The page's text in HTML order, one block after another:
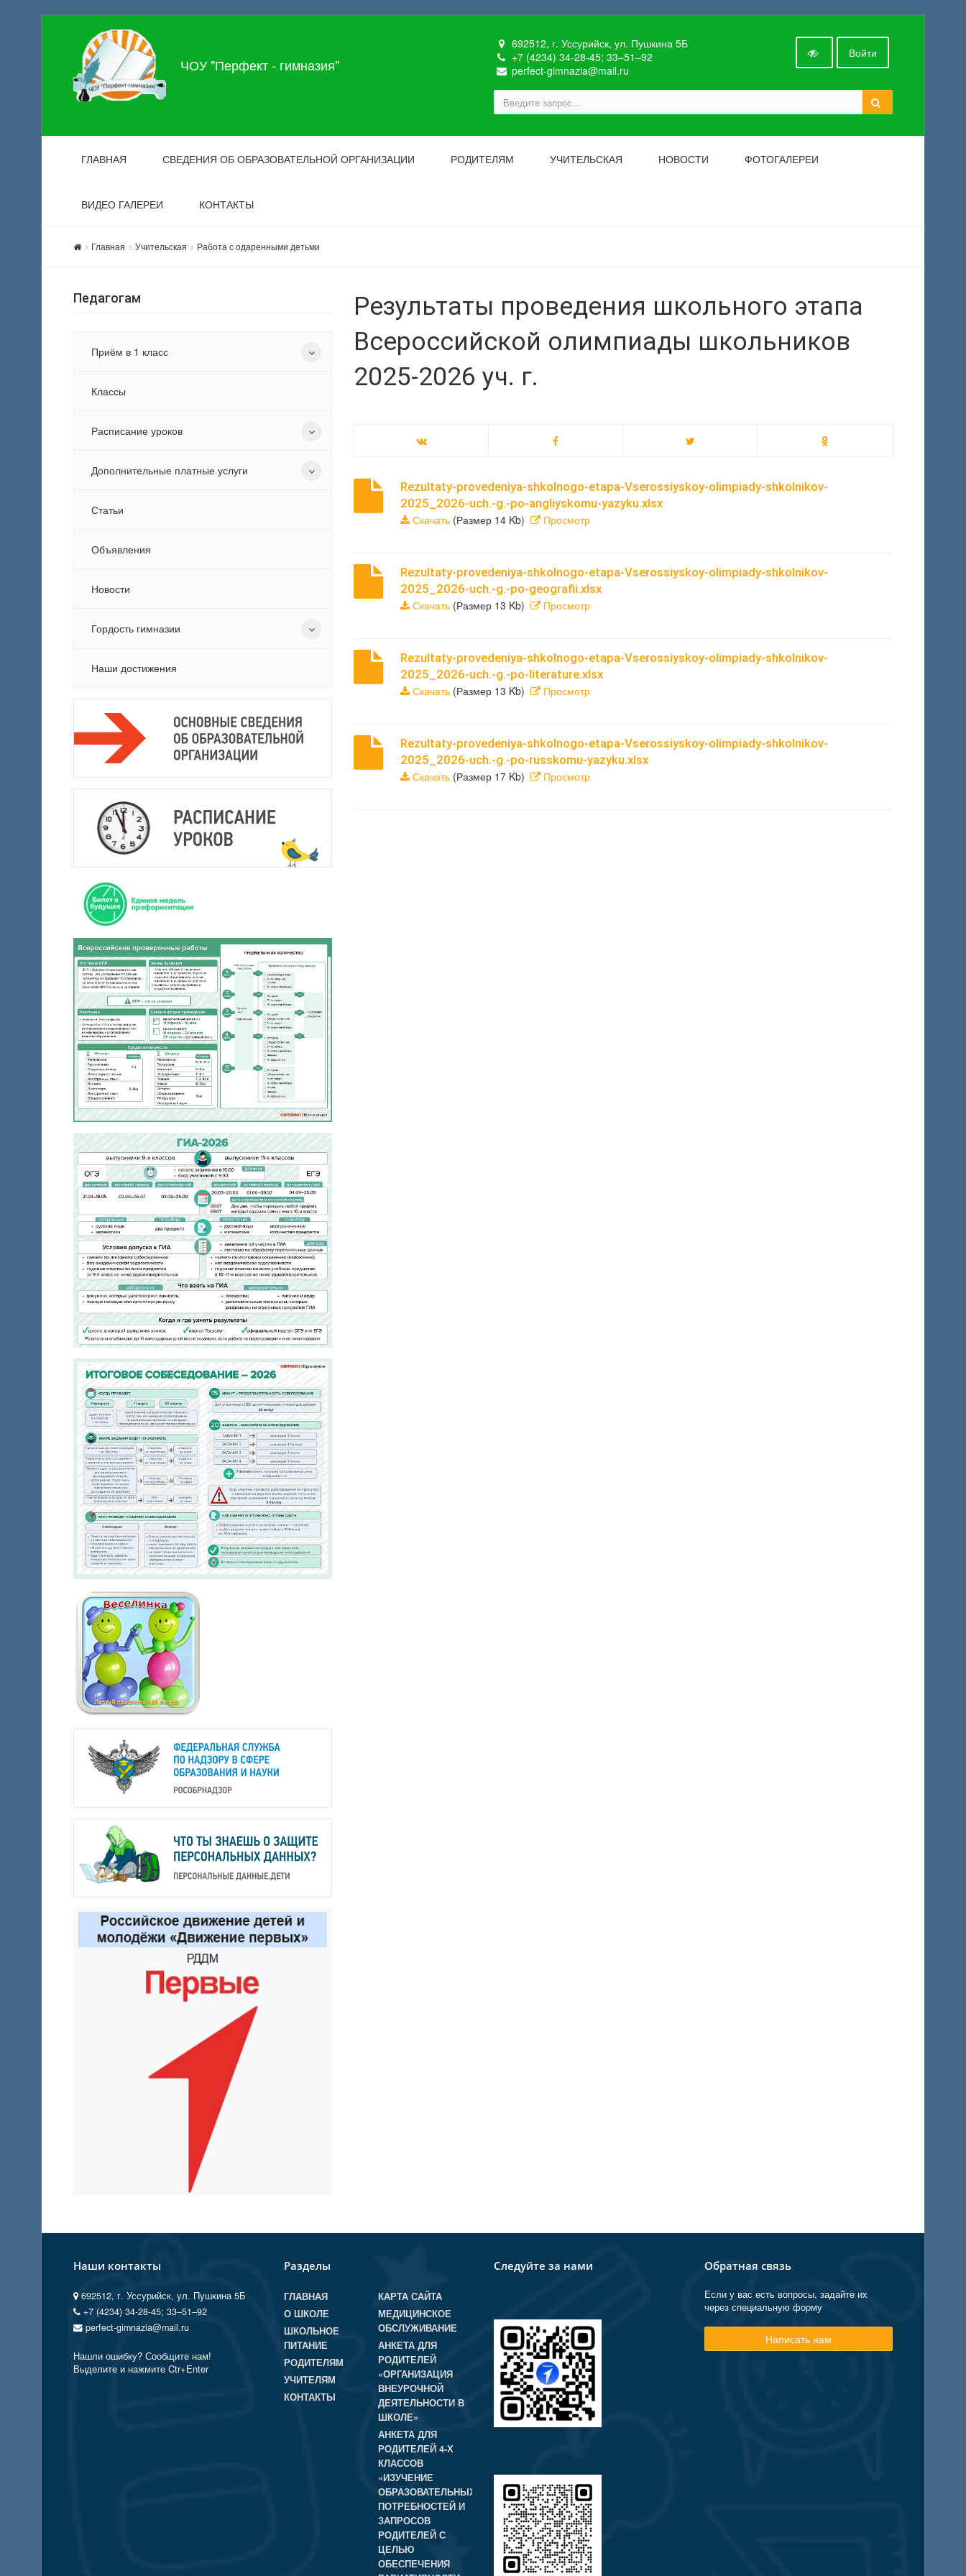
ЧОУ "Перфект - гимназия"
692512, г. Уссурийск, ул. Пушкина 5Б
+7 (4234) 34-28-45; 33‒51‒92
perfect-gimnazia@mail.ru
Войти
ГЛАВНАЯ СВЕДЕНИЯ ОБ ОБРАЗОВАТЕЛЬНОЙ ОРГАНИЗАЦИИ РОДИТЕЛЯМ УЧИТЕЛЬСКАЯ НОВОСТИ ФОТОГАЛЕРЕИ
ВИДЕО ГАЛЕРЕИ КОНТАКТЫ
Главная Учительская Работа с одаренными детьми
Педагогам
Приём в 1 класс
Классы
Расписание уроков
Дополнительные платные услуги
Статьи
Объявления
Новости
Гордость гимназии
Наши достижения
Результаты проведения школьного этапа
Всероссийской олимпиады школьников
2025-2026 уч. г.
Rezultaty-provedeniya-shkolnogo-etapa-Vserossiyskoy-olimpiady-shkolnikov-
2025_2026-uch.-g.-po-angliyskomu-yazyku.xlsx
Скачать(Размер 14 Kb) Просмотр
Rezultaty-provedeniya-shkolnogo-etapa-Vserossiyskoy-olimpiady-shkolnikov-
2025_2026-uch.-g.-po-geografii.xlsx
Скачать(Размер 13 Kb) Просмотр
Rezultaty-provedeniya-shkolnogo-etapa-Vserossiyskoy-olimpiady-shkolnikov-
2025_2026-uch.-g.-po-literature.xlsx
Скачать(Размер 13 Kb) Просмотр
Rezultaty-provedeniya-shkolnogo-etapa-Vserossiyskoy-olimpiady-shkolnikov-
2025_2026-uch.-g.-po-russkomu-yazyku.xlsx
Скачать(Размер 17 Kb) Просмотр
Наши контакты
692512, г. Уссурийск, ул. Пушкина 5Б
+7 (4234) 34-28-45; 33‒51‒92
perfect-gimnazia@mail.ru
Нашли ошибку? Сообщите нам!
Выделите и нажмите Ctr+Enter
Разделы
ГЛАВНАЯ
О ШКОЛЕ
ШКОЛЬНОЕ
ПИТАНИЕ
РОДИТЕЛЯМ
УЧИТЕЛЯМ
КОНТАКТЫ
КАРТА САЙТА
МЕДИЦИНСКОЕ
ОБСЛУЖИВАНИЕ
АНКЕТА ДЛЯ
РОДИТЕЛЕЙ
«ОРГАНИЗАЦИЯ
ВНЕУРОЧНОЙ
ДЕЯТЕЛЬНОСТИ В
ШКОЛЕ»
АНКЕТА ДЛЯ
РОДИТЕЛЕЙ 4-Х
КЛАССОВ
«ИЗУЧЕНИЕ
ОБРАЗОВАТЕЛЬНЫХ
ПОТРЕБНОСТЕЙ И
ЗАПРОСОВ
РОДИТЕЛЕЙ С
ЦЕЛЬЮ
ОБЕСПЕЧЕНИЯ
Следуйте за нами Обратная связь
Если у вас есть вопросы, задайте их
через специальную форму
Написать нам